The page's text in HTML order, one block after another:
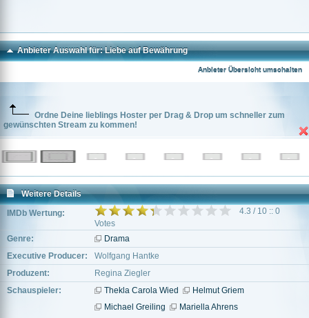
Anbieter Auswahl für: Liebe auf Bewährung
Anbieter Übersicht umschalten
Ordne Deine lieblings Hoster per Drag & Drop um schneller zum
gewünschten Stream zu kommen!
Weitere Details
IMDb Wertung:
4.3 / 10 :: 0
Votes
Genre:
Drama
Executive Producer:
Wolfgang Hantke
Produzent:
Regina Ziegler
Schauspieler:
Thekla Carola Wied
Helmut Griem
Michael Greiling
Mariella Ahrens